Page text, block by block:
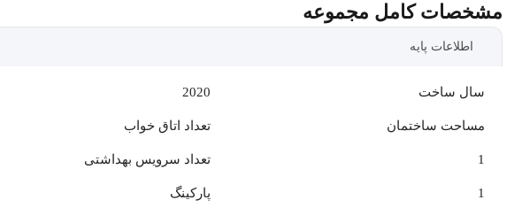
مشخصات کامل مجموعه
اطلاعات پایه
سال ساخت 2020
مساحت ساختمان تعداد اتاق خواب
1 تعداد سرویس بهداشتی
1 پارکینگ